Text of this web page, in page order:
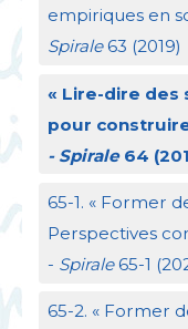
empiriques en
Spirale63 (2019)
« Lire-dire des
pour
- Spirale64
65-1. « Former
Perspectives
- Spirale65-1
65-2. « Former